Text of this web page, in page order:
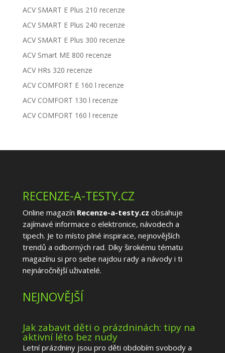
ACV SMART E Plus 210 recenze
ACV SMART E Plus 240 recenze
ACV SMART E Plus 300 recenze
ACV Smart ME 800 recenze
ACV HRs 320 recenze
ACV COMFORT E 160 l recenze
ACV COMFORT 130 l recenze
ACV COMFORT 160 l recenze
RECENZE-A-TESTY.CZ
Online magazín Recenze-a-testy.cz obsahuje
zajímavé informace o elektronice, návodech a
tipech. Je to místo plné inspirace, nejnovějších
trendů a odborných rad. Díky širokému tématu
magazínu si pro sebe najdou rady a návody i ti
nejnáročnější uživatelé.
NEJNOVĚJŠÍ
Jak zabavit děti o prázdninách: tipy na
aktivní léto bez nudy
Letní prázdniny jsou pro děti obdobím svobody a